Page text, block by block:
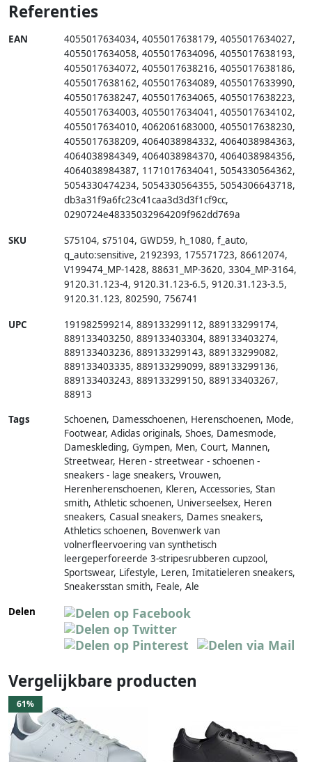
Referenties
EAN 4055017634034, 4055017638179, 4055017634027,
4055017634058, 4055017634096, 4055017638193,
4055017634072, 4055017638216, 4055017638186,
4055017638162, 4055017634089, 4055017633990,
4055017638247, 4055017634065, 4055017638223,
4055017634003, 4055017634041 , 4055017634102,
4055017634010, 4062061683000, 4055017638230,
4055017638209, 4064038984332, 4064038984363,
4064038984349, 4064038984370, 4064038984356,
4064038984387, 1171017634041 , 5054330564362,
5054330474234, 5054330564355, 5054306643718,
db3a31f9a6fc23c41caa3d3d3f1cf9cc,
0290724e48335032964209f962dd769a
SKU S75104, s75104, GWD59, h_1080, f_auto,
q_auto:sensitive, 2192393, 175571723, 86612074,
V199474_MP-1428, 88631_MP-3620, 3304_MP-3164,
9120.31.123-4, 9120.31.123-6.5, 9120.31.123-3.5,
9120.31.123, 802590, 756741
UPC
191982599214, 889133299112, 889133299174,
889133403250, 889133403304, 889133403274,
889133403236, 889133299143, 889133299082,
889133403335, 889133299099, 889133299136,
889133403243, 889133299150, 889133403267,
88913
Tags
Schoenen, Damesschoenen, Herenschoenen, Mode,
Footwear, Adidas originals, Shoes, Damesmode,
Dameskleding, Gympen, Men, Court, Mannen,
Streetwear, Heren - streetwear - schoenen -
sneakers - lage sneakers, Vrouwen,
Herenherenschoenen, Kleren, Accessories, Stan
smith, Athletic schoenen, Universeelsex, Heren
sneakers, Casual sneakers, Dames sneakers,
Athletics schoenen, Bovenwerk van
volnerfleervoering van synthetisch
leergeperforeerde 3-stripesrubberen cupzool,
Sportswear, Lifestyle, Leren, Imitatieleren sneakers,
Sneakersstan smith, Feale, Ale
Delen
Vergelijkbare producten
61%